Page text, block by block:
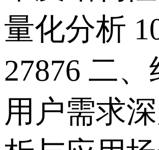
量化分析
27876 二
用户需求